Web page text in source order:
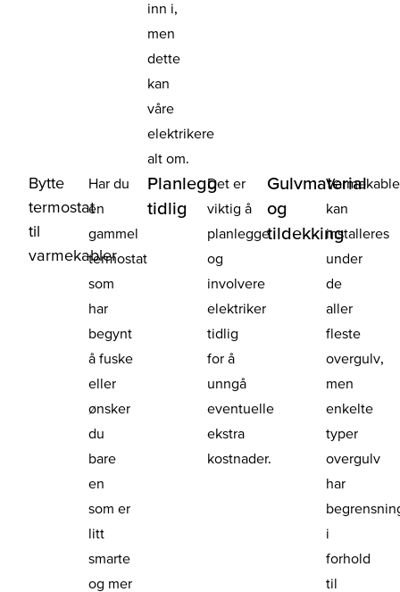
inn i,
men
dette
kan
våre
elektrikere
alt om.
Bytte
termostat
til
varmekabler
Har du
en
gammel
termostat
som
har
begynt
å fuske
eller
ønsker
du
bare
en
som er
litt
smarte
og mer
Planlegg
tidlig
Det er
viktig å
planlegge
og
involvere
elektriker
tidlig
for å
unngå
eventuelle
ekstra
kostnader.
Gulvmaterial
og
tildekking
kan
installeres
under
de
aller
fleste
overgulv,
men
enkelte
typer
overgulv
har
i
forhold
til